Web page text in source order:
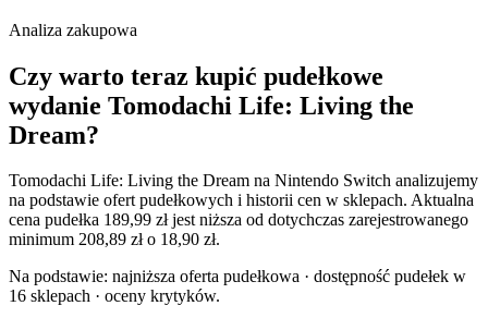
Analiza zakupowa
Czy warto teraz kupić pudełkowe
wydanie Tomodachi Life: Living the
Dream?
Tomodachi Life: Living the Dream na Nintendo Switch analizujemy
na podstawie ofert pudełkowych i historii cen w sklepach. Aktualna
cena pudełka 189,99 zł jest niższa od dotychczas zarejestrowanego
minimum 208,89 zł o 18,90 zł.
Na podstawie: najniższa oferta pudełkowa · dostępność pudełek w
16 sklepach · oceny krytyków.